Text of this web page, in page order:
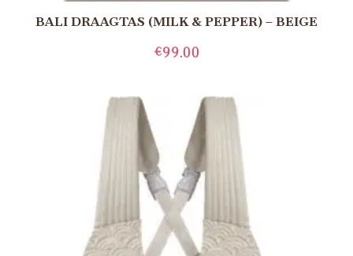
BALI DRAAGTAS (MILK & PEPPER) – BEIGE
€99.00